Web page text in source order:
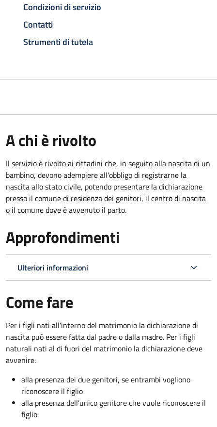
Condizioni di servizio
Contatti
Strumenti di tutela
A chi è rivolto
Il servizio è rivolto ai cittadini che, in seguito alla nascita di un
bambino, devono adempiere all'obbligo di registrarne la
nascita allo stato civile, potendo presentare la dichiarazione
presso il comune di residenza dei genitori, il centro di nascita
o il comune dove è avvenuto il parto.
Approfondimenti
Ulteriori informazioni
Come fare
Per i figli nati all'interno del matrimonio la dichiarazione di
nascita può essere fatta dal padre o dalla madre. Per i figli
naturali nati al di fuori del matrimonio la dichiarazione deve
avvenire:
alla presenza dei due genitori, se entrambi vogliono
riconoscere il figlio
alla presenza dell'unico genitore che vuole riconoscere il
figlio.